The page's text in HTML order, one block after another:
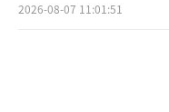
2026-08-07 11:01:51